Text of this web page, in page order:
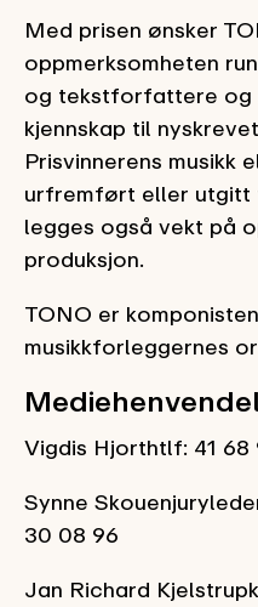
Med prisen ønsker
oppmerksomheten
og tekstforfattere og
kjennskap til
Prisvinnerens musikk
urfremført eller utgitt
legges også vekt på
produksjon.
TONO er
musikkforleggernes
Vigdis Hjorthtlf: 41 68
Synne
30 08 96
Jan Richard